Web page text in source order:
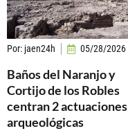
Por: jaen24h 05/28/2026
Baños del Naranjo y
Cortijo de los Robles
centran 2 actuaciones
arqueológicas